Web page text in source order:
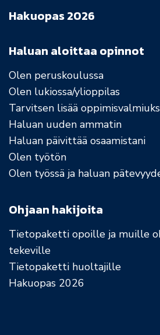
Haluan aloittaa opinnot
Olen peruskoulussa
Olen lukiossa/ylioppilas
Tarvitsen lisää
Haluan uuden ammatin
Haluan päivittää osaamistani
Olen työtön
Olen työssä ja haluan
Ohjaan hakijoita
Tietopaketti opoille ja muille
tekeville
Tietopaketti huoltajille
Hakuopas 2026
Hakuopas 2026